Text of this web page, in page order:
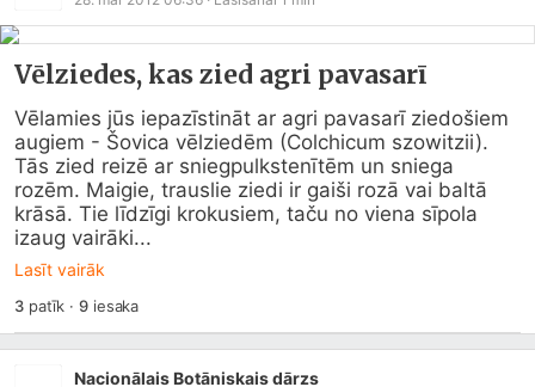
Vēlziedes, kas zied agri pavasarī
Vēlamies jūs iepazīstināt ar agri pavasarī ziedošiem
augiem - Šovica vēlziedēm (Colchicum szowitzii).
Tās zied reizē ar sniegpulkstenītēm un sniega
rozēm. Maigie, trauslie ziedi ir gaiši rozā vai baltā
krāsā. Tie līdzīgi krokusiem, taču no viena sīpola
izaug vairāki...
Lasīt vairāk
3patīk ·9iesaka
Nacionālais Botāniskais dārzs